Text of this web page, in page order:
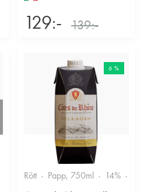
129:- 139:-
6 %
Rött Papp, 750ml 14%